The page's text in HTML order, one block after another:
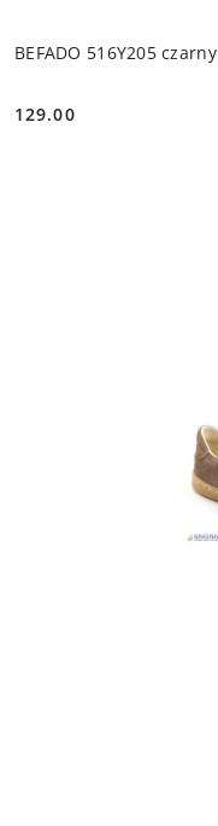
BEFADO 516Y205 czarny
Cena:
129.00